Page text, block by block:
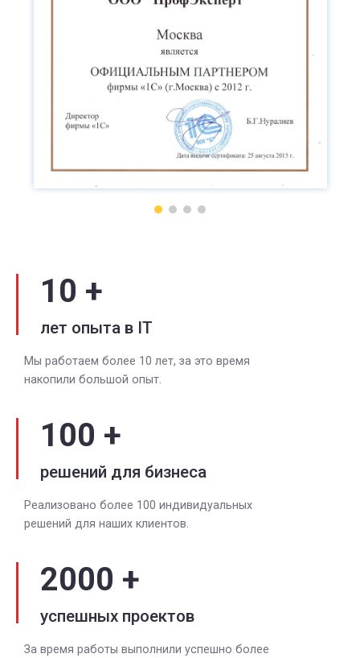
10 +
лет опыта в IT
Мы работаем более 10 лет, за это время
накопили большой опыт.
100 +
решений для бизнеса
Реализовано более 100 индивидуальных
решений для наших клиентов.
2000 +
успешных проектов
За время работы выполнили успешно более